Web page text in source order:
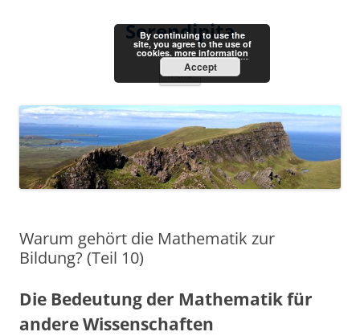
Serendipita
Menu
Warum gehört die Mathematik zur
Bildung? (Teil 10)
Die Bedeutung der Mathematik für
andere Wissenschaften
By continuing to use the
site, you agree to the use of
cookies. more information
Accept